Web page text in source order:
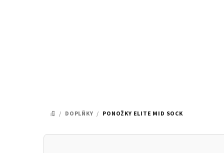
DOMŮ
/ DOPLŇKY / PONOŽKY ELITE MID SOCK
P